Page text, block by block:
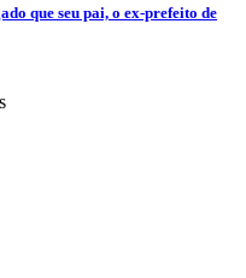
que seu pai, o ex-prefeito de